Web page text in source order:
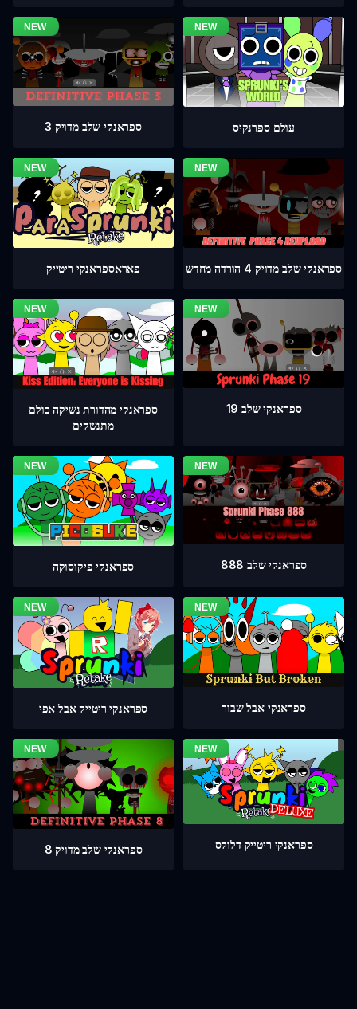
ספראנקי שלב מדויק 3 עולם ספרנקיס
פאראספראנקי ריטייק ספראנקי שלב מדויק 4 הורדה מחדש
ספראנקי מהדורת נשיקה כולם
מתנשקים
ספראנקי שלב 19
ספראנקי פיקוסוקה ספראנקי שלב 888
ספראנקי ריטייק אבל אפי ספראנקי אבל שבור
ספראנקי שלב מדויק 8 ספראנקי ריטייק דלוקס